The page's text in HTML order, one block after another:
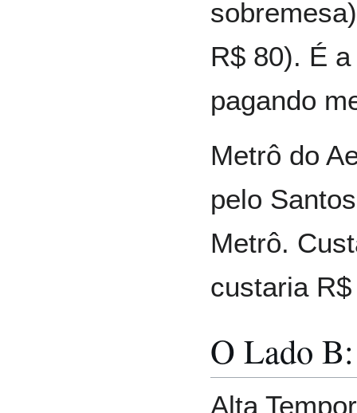
R$ 80). É
pagando
Metrô do
pelo
Metrô.
custaria
O Lado
Alta